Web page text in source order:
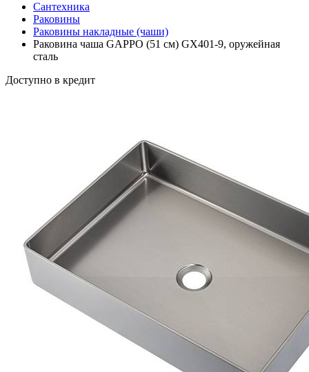
Сантехника
Раковины
Раковины накладные (чаши)
Раковина чаша GAPPO (51 см) GX401-9, оружейная
сталь
Доступно в кредит